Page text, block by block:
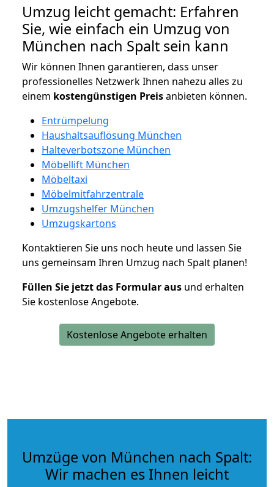
Umzug leicht gemacht: Erfahren
Sie, wie einfach ein Umzug von
München nach Spalt sein kann
Wir können Ihnen garantieren, dass unser
professionelles Netzwerk Ihnen nahezu alles zu
einem kostengünstigen Preisanbieten können.
Entrümpelung
Haushaltsauflösung München
Halteverbotszone München
Möbellift München
Möbeltaxi
Möbelmitfahrzentrale
Umzugshelfer München
Umzugskartons
Kontaktieren Sie uns noch heute und lassen Sie
uns gemeinsam Ihren Umzug nach Spalt planen!
Füllen Sie jetzt das Formular aus und erhalten
Sie kostenlose Angebote.
Kostenlose Angebote erhalten
Umzüge von München nach Spalt:
Wir machen es Ihnen leicht